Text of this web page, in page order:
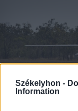
Székelyhon -
Information